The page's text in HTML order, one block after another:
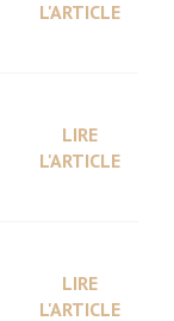
L'ARTICLE
LIRE
L'ARTICLE
LIRE
L'ARTICLE